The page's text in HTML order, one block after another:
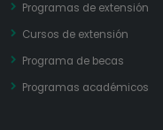
Programas de extensión
Cursos de extensión
Programa de becas
Programas académicos